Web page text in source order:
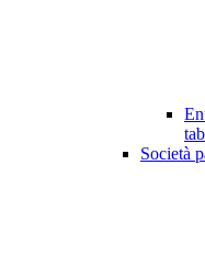
Società